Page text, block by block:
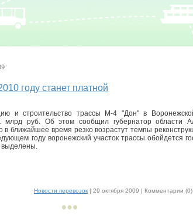
году станет платной
и строительство трассы М-4 "Дон" в
млрд руб. Об этом сообщил губернатор области
в ближайшее время резко возрастут темпы
году воронежский участок трассы обойдется
выделены.
Новости перевозок | 29 октября 2009 | Комментарии (0)